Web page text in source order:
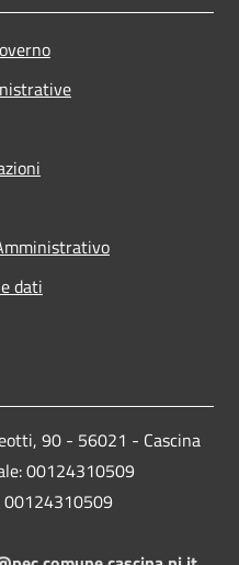
dati
90 - 56021 - Cascina
00124310509
00124310509